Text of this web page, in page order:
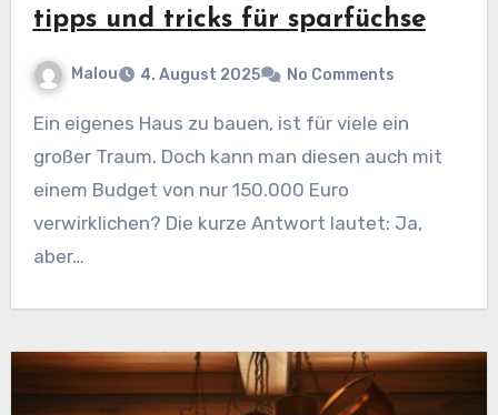
tipps und tricks für sparfüchse
Malou 4. August 2025 No Comments
Ein eigenes Haus zu bauen, ist für viele ein
großer Traum. Doch kann man diesen auch mit
einem Budget von nur 150.000 Euro
verwirklichen? Die kurze Antwort lautet: Ja,
aber…